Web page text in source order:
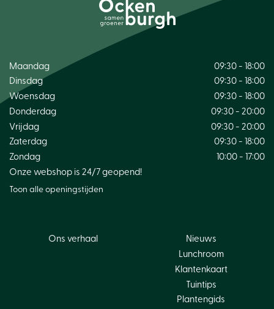
Maandag
09:30 - 18:00
Dinsdag
09:30 - 18:00
Woensdag
09:30 - 18:00
Donderdag
09:30 - 20:00
Vrijdag
09:30 - 20:00
Zaterdag
09:30 - 18:00
Zondag
10:00 - 17:00
Onze webshop is 24/7 geopend!
Toon alle openingstijden
Ons verhaal
Nieuws
Lunchroom
Klantenkaart
Tuintips
Plantengids